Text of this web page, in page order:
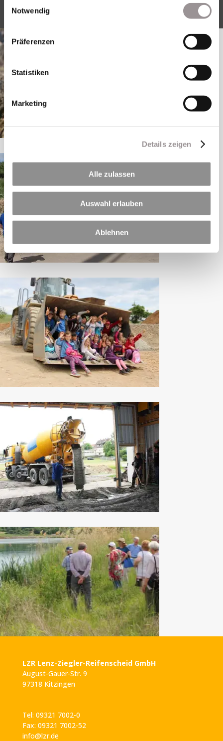
Notwendig
Präferenzen
Statistiken
Marketing
Details zeigen
Alle zulassen
Auswahl erlauben
Ablehnen
Wissen, Informationen und mehr ..
LZR Lenz-Ziegler-Reifenscheid GmbH
August-Gauer-Str. 9
97318 Kitzingen
Tel: 09321 7002-0
Fax: 09321 7002-52
info@lzr.de